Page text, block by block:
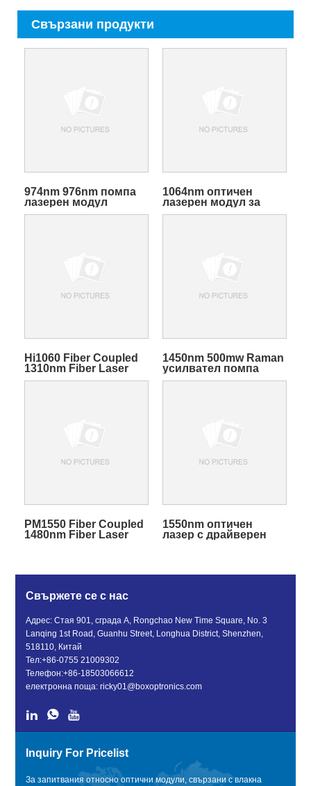
Свързани продукти
974nm 976nm помпа
лазерен модул
1064nm оптичен
лазерен модул за
източник на семена в
Hi1060 Fiber Coupled
1310nm Fiber Laser
Module
1450nm 500mw Raman
усилвател помпа
лазер с TEC
PM1550 Fiber Coupled
1480nm Fiber Laser
1550nm оптичен
лазер с драйверен
Свържете се с нас
Адрес: Стая 901, сграда A, Rongchao New Time Square, No. 3
Lanqing 1st Road, Guanhu Street, Longhua District, Shenzhen,
518110, Китай
Тел:+86-0755 21009302
Телефон:+86-18503066612
електронна поща:ricky01@boxoptronics.com
Inquiry For Pricelist
За запитвания относно оптични модули, свързани с влакна